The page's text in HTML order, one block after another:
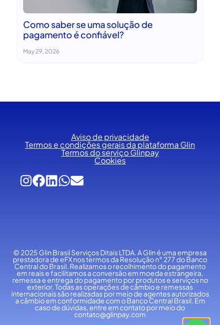
Como saber se uma solução de
pagamento é confiável?
May 29, 2026
Aviso de privacidade
Termos e condições gerais da plataforma Glin
Termos do serviço Glinpay
Cookies
© 2025 Glin Brasil Serviços Ditais LTDA.A Glin é uma empresa
prestadora de eFX nos termos da Resolução n° 277 do Banco
Central do Brasil. Realizamos o recolhimento do pagamento
em reais e facilitamos a conversão em moeda estrangeira,
remessa e entrega do pagamento por produtos e serviços no
exterior. Todas as operações de câmbio e remessas
internacionais são realizadas por meio de agentes autorizados
a câmbio em conformidade com o Banco Central Brasil. Em
caso de dúvidas, entre em contato por meio do
contato@glinpay.com